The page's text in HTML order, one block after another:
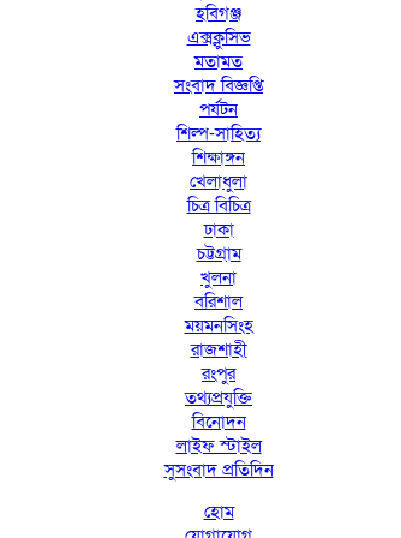
হবিগঞ্জ
এক্সক্লুসিভ
মতামত
সংবাদ বিজ্ঞপ্তি
পর্যটন
শিল্প-সাহিত্য
শিক্ষাঙ্গন
খেলাধুলা
চিত্র বিচিত্র
ঢাকা
চট্টগ্রাম
খুলনা
বরিশাল
ময়মনসিংহ
রাজশাহী
রংপুর
তথ্যপ্রযুক্তি
বিনোদন
লাইফ স্টাইল
সুসংবাদ প্রতিদিন
হোম